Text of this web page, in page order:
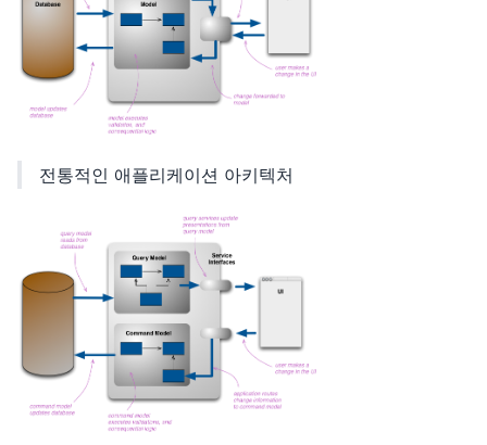
전통적인 애플리케이션 아키텍처